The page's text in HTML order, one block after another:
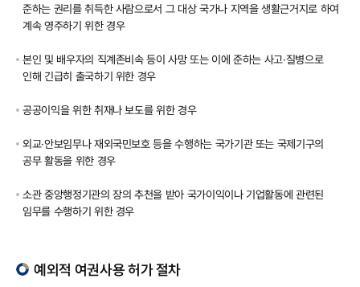
준하는 권리를 취득한 사람으로서 그 대상 국가나 지역을 생활근거지로 하여
계속 영주하기 위한 경우
본인 및 배우자의 직계존비속 등이 사망 또는 이에 준하는 사고·질병으로
인해 긴급히 출국하기 위한 경우
공공이익을 위한 취재나 보도를 위한 경우
외교·안보임무나 재외국민보호 등을 수행하는 국가기관 또는 국제기구의
공무 활동을 위한 경우
소관 중앙행정기관의 장의 추천을 받아 국가이익이나 기업활동에 관련된
임무를 수행하기 위한 경우
예외적 여권사용 허가 절차